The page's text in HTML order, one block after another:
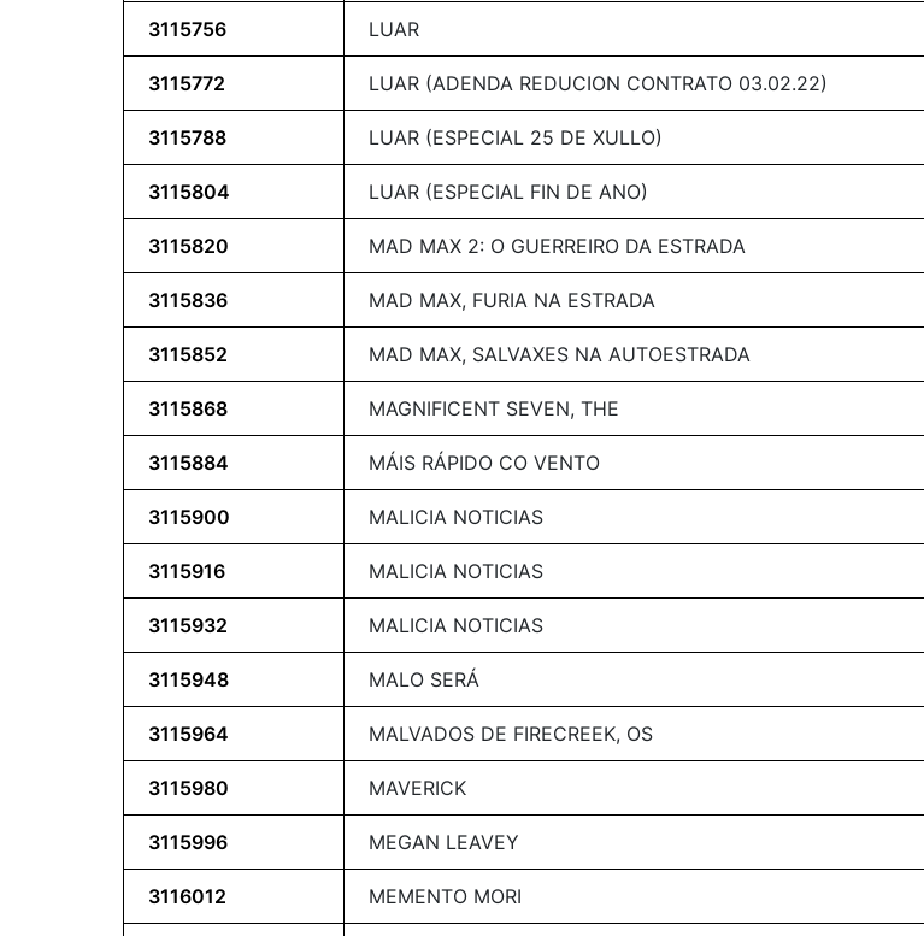
3115756 LUAR
3115772 LUAR (ADENDA REDUCION CONTRATO 03.02.22)
3115788 LUAR (ESPECIAL 25 DE XULLO)
3115804 LUAR (ESPECIAL FIN DE ANO)
3115820 MAD MAX 2: O GUERREIRO DA ESTRADA
3115836 MAD MAX, FURIA NA ESTRADA
3115852 MAD MAX, SALVAXES NA AUTOESTRADA
3115868 MAGNIFICENT SEVEN, THE
3115884 MÁIS RÁPIDO CO VENTO
3115900 MALICIA NOTICIAS
3115916 MALICIA NOTICIAS
3115932 MALICIA NOTICIAS
3115948 MALO SERÁ
3115964 MALVADOS DE FIRECREEK, OS
3115980 MAVERICK
3115996 MEGAN LEAVEY
3116012 MEMENTO MORI